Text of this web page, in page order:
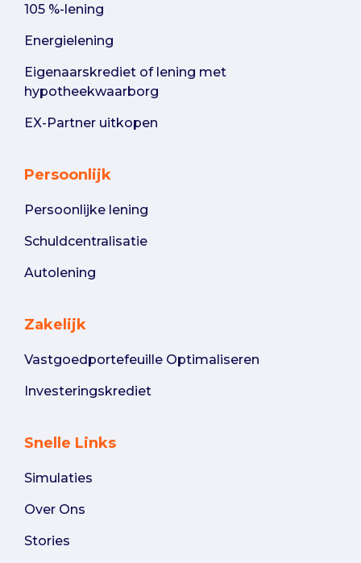
105 %-lening
Energielening
Eigenaarskrediet of lening met
hypotheekwaarborg
EX-Partner uitkopen
Persoonlijk
Persoonlijke lening
Schuldcentralisatie
Autolening
Zakelijk
Vastgoedportefeuille Optimaliseren
Investeringskrediet
Snelle Links
Simulaties
Over Ons
Stories